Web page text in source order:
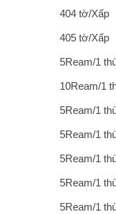
404 tờ/Xấp
405 tờ/Xấp
5Ream/1
10Ream/1
5Ream/1
5Ream/1
5Ream/1
5Ream/1
5Ream/1